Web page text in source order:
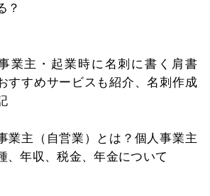
？
業主・起業時に名刺に書く肩書
すすめサービスも紹介、名刺作成
業主（自営業）とは？個人事業主
、年収、税金、年金について